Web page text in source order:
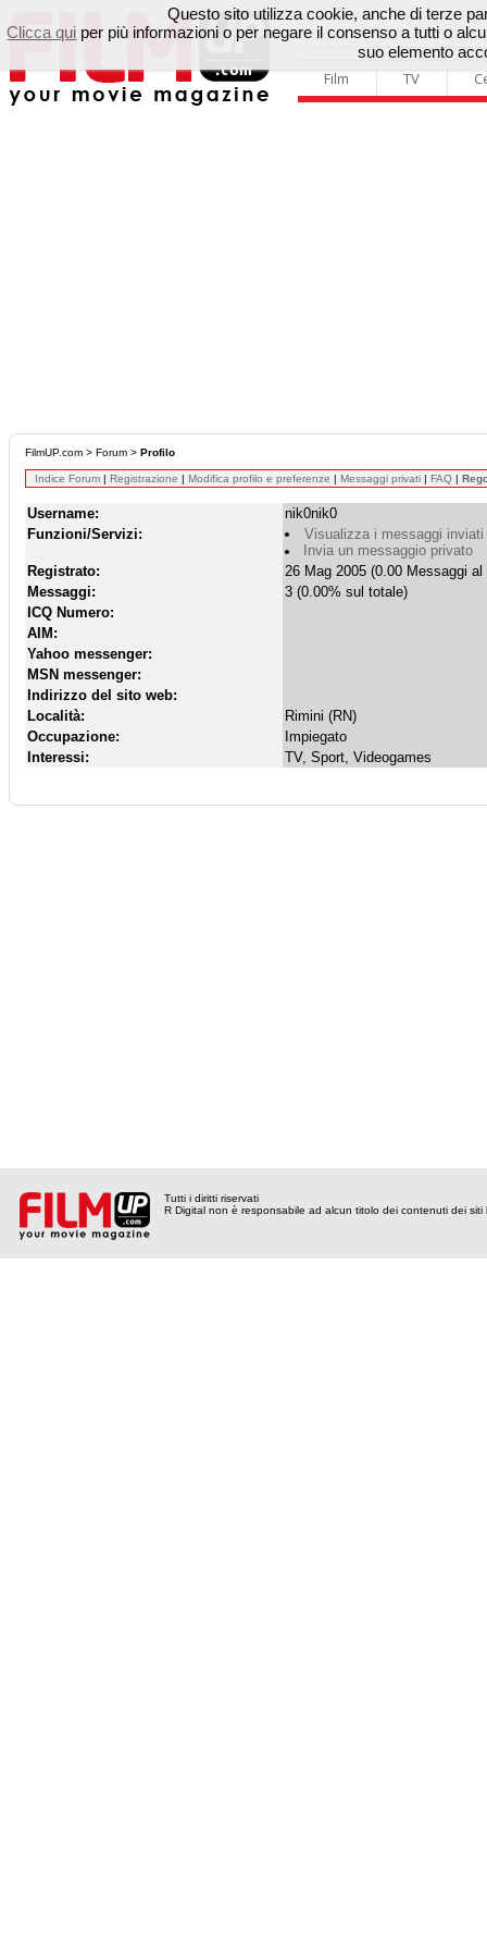
Film TV
FilmUP.com > Forum > Profilo
Indice Forum | Registrazione | Modifica profilo e preferenze | Messaggi privati | FAQ |
Username:
nik0nik0
Funzioni/Servizi:
Visualizza i messaggi
Invia un messaggio privato
Registrato:
26 Mag 2005 (0.00 Messaggi al
Messaggi:
3 (0.00% sul totale)
ICQ Numero:
AIM:
Yahoo messenger:
MSN messenger:
Indirizzo del sito web:
Località:
Rimini (RN)
Occupazione:
Impiegato
Interessi:
TV, Sport, Videogames
Tutti i diritti riservati
R Digital non è responsabile ad alcun titolo dei contenuti dei siti
Questo sito utilizza cookie, anche di terze
Clicca qui per più informazioni o per negare il consenso a tutti o
suo elemento